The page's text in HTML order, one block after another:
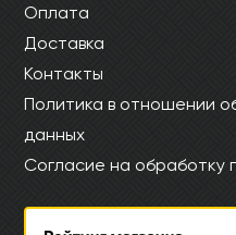
Оплата
Доставка
Контакты
Политика в отношении
данных
Согласие на обработку